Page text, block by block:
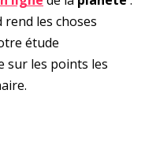
les choses
étude
sur les points les